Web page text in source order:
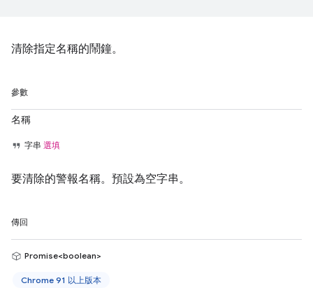
清除指定名稱的鬧鐘。
參數
名稱
字串 選填
要清除的警報名稱。預設為空字串。
傳回
Promise<boolean>
Chrome 91 以上版本